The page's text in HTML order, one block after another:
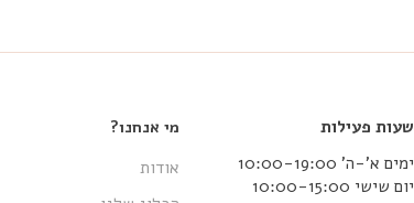
שעות פעילות
ימים א’-ה’ 10:00-19:00
יום שישי 10:00-15:00
מי אנחנו?
אודות